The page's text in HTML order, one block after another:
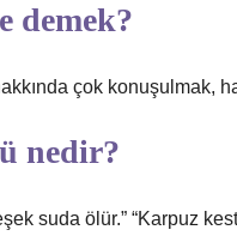
demek?
çok konuşulmak,
nedir?
suda ölür.” “Karpuz